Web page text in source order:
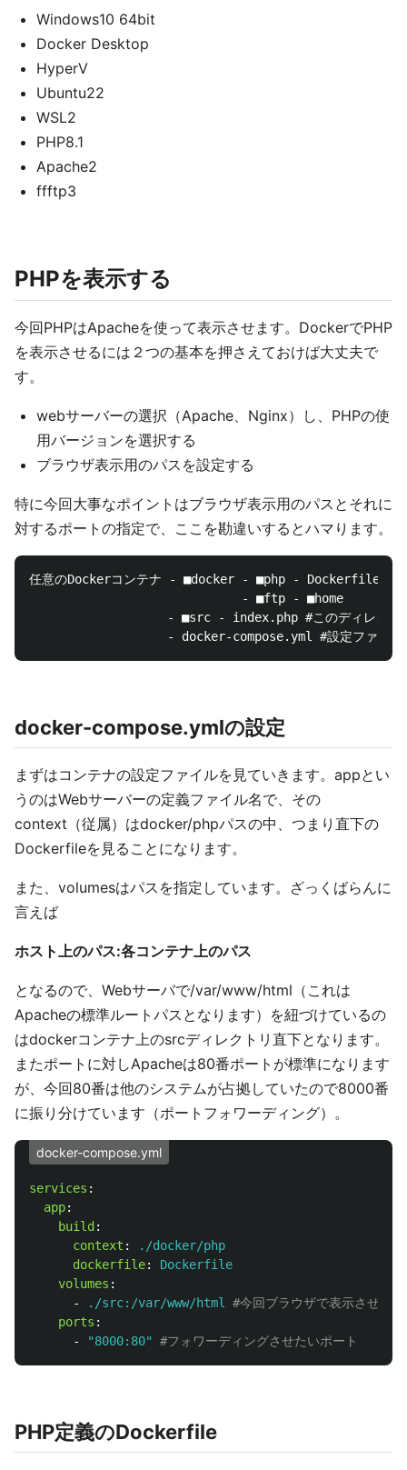
Windows10 64bit
Docker Desktop
HyperV
Ubuntu22
WSL2
PHP8.1
Apache2
ffftp3
PHPを表示する
今回PHPはApacheを使って表示させます。DockerでPHP
を表示させるには２つの基本を押さえておけば大丈夫で
す。
webサーバーの選択（Apache、Nginx）し、PHPの使
用バージョンを選択する
ブラウザ表示用のパスを設定する
特に今回大事なポイントはブラウザ表示用のパスとそれに
対するポートの指定で、ここを勘違いするとハマります。
任意のDockerコンテナ - ■docker - ■php - Dockerfile
                    　　　    - ■ftp - ■home
- ■src - index.php #このディレクト
docker-compose.ymlの設定
まずはコンテナの設定ファイルを見ていきます。appとい
うのはWebサーバーの定義ファイル名で、その
context（従属）はdocker/phpパスの中、つまり直下の
Dockerfileを見ることになります。
また、volumesはパスを指定しています。ざっくばらんに
言えば
ホスト上のパス:各コンテナ上のパス
となるので、Webサーバで/var/www/html（これは
Apacheの標準ルートパスとなります）を紐づけているの
はdockerコンテナ上のsrcディレクトリ直下となります。
またポートに対しApacheは80番ポートが標準になります
が、今回80番は他のシステムが占拠していたので8000番
に振り分けています（ポートフォワーディング）。
docker-compose.yml
services :
app:
build :
context :
./docker/php
dockerfile:
Dockerfile
volumes :
-
./src:/var/www/html
#今回ブラウザで表示させた
ports :
-
"8000:80" #フォワーディングさせたいポート
PHP定義のDockerfile